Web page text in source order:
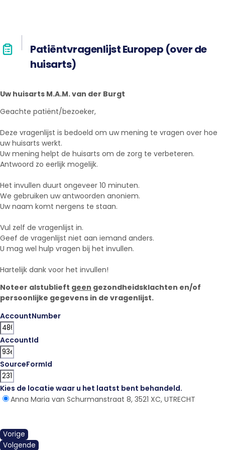
Patiëntvragenlijst Europep (over de
huisarts)
Uw huisarts M.A.M. van der Burgt
Geachte patiënt/bezoeker,
Deze vragenlijst is bedoeld om uw mening te vragen over hoe
uw huisarts werkt.
Uw mening helpt de huisarts om de zorg te verbeteren.
Antwoord zo eerlijk mogelijk.
Het invullen duurt ongeveer 10 minuten.
We gebruiken uw antwoorden anoniem.
Uw naam komt nergens te staan.
Vul zelf de vragenlijst in.
Geef de vragenlijst niet aan iemand anders.
U mag wel hulp vragen bij het invullen.
Hartelijk dank voor het invullen!
Noteer alstublieft geen gezondheidsklachten en/of
persoonlijke gegevens in de vragenlijst.
AccountNumber
AccountId
SourceFormId
Kies de locatie waar u het laatst bent behandeld.
Anna Maria van Schurmanstraat 8, 3521 XC, UTRECHT
Vorige
Volgende